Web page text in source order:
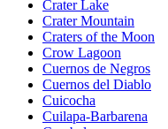
Crater Lake
Crater Mountain
Craters of the Moon
Crow Lagoon
Cuernos de Negros
Cuernos del Diablo
Cuicocha
Cuilapa-Barbarena